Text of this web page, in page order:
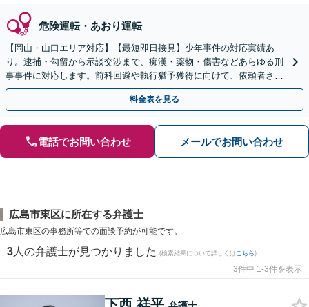
危険運転・あおり運転
【岡山・山口エリア対応】【最短即日接見】少年事件の対応実績あ
り。逮捕・勾留から示談交渉まで、痴漢・薬物・傷害などあらゆる刑
事事件に対応します。前科回避や執行猶予獲得に向けて、依頼者さま
とご家族に寄り添いサポートいたします
料金表を見る
電話でお問い合わせ メールでお問い合わせ
広島市東区に所在する弁護士
広島市東区の事務所等での面談予約が可能です。
3 人の弁護士が見つかりました (検索結果について詳しくは こちら)
3件中 1-3件を表示